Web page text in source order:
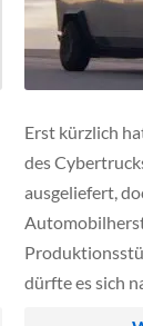
Erst kürzlich
des
ausgeliefert,
dürfte es sich